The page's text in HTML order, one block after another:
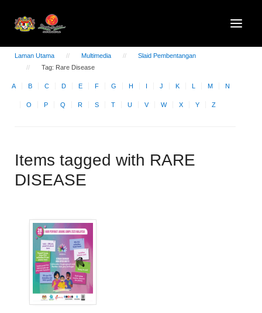
Laman Utama Multimedia
Slaid Pembentangan
Tag: Rare Disease
A B C D E F G H I J K L M N
O P Q R S T U V W X Y Z
Items tagged with RARE
DISEASE